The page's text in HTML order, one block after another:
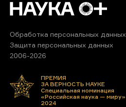
Обработка персональных данных
Защита персональных данных
2006-2026
ПРЕМИЯ
ЗА ВЕРНОСТЬ НАУКЕ
Специальная номинация
«Российская наука — миру»
2024